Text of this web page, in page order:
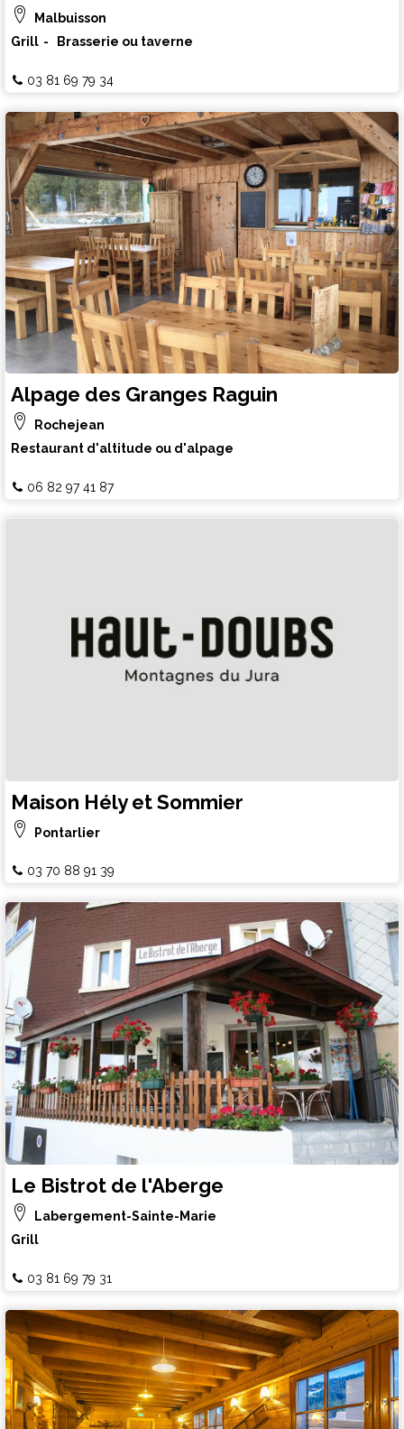
Malbuisson
Grill
Brasserie ou taverne
03 81 69 79 34
Alpage des Granges Raguin
Rochejean
Restaurant d'altitude ou d'alpage
06 82 97 41 87
Maison Hély et Sommier
Pontarlier
03 70 88 91 39
Le Bistrot de l'Aberge
Labergement-Sainte-Marie
Grill
03 81 69 79 31